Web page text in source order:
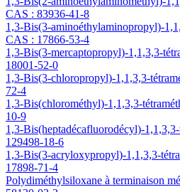
CAS : 83936-41-8
1,3-Bis(3-aminoéthylaminopropyl)-
CAS : 17866-53-4
1,3-Bis(3-mercaptopropyl)-1,1,3,3-
18001-52-0
1,3-Bis(3-chloropropyl)-1,1,3,3-
72-4
1,3-Bis(chlorométhyl)-1,1,3,3-
10-9
1,3-Bis(heptadécafluorodécyl)-
129498-18-6
1,3-Bis(3-acryloxypropyl)-1,1,3,3-
17898-71-4
Polydiméthylsiloxane à terminaison